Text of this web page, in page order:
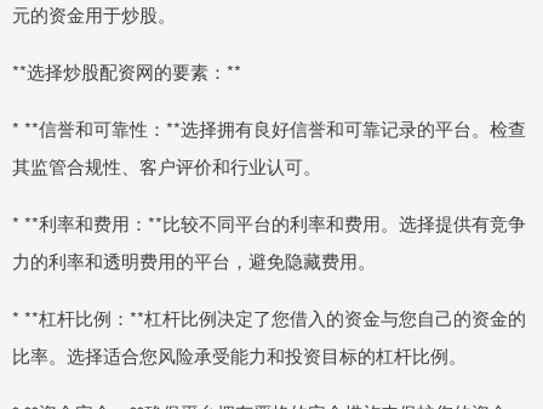
元的资金用于炒股。
**选择炒股配资网的要素：**
* **信誉和可靠性：**选择拥有良好信誉和可靠记录的平台。检查
其监管合规性、客户评价和行业认可。
* **利率和费用：**比较不同平台的利率和费用。选择提供有竞争
力的利率和透明费用的平台，避免隐藏费用。
* **杠杆比例：**杠杆比例决定了您借入的资金与您自己的资金的
比率。选择适合您风险承受能力和投资目标的杠杆比例。